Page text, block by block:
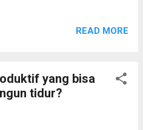
Karena sebelumnya hanya
Tap menu dengan simbol 3
default. Tidak ada efek
Biasanya digunakan sebagai
aplikasi pihak ke 3. Foto
READ MORE
yang bisa
tidur?